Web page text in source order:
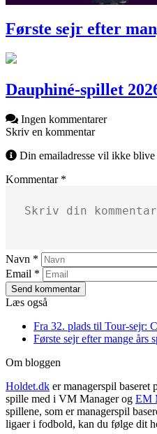
Første sejr efter
Dauphiné-spillet
Ingen kommentarer
Skriv en kommentar
Din emailadresse vil ikke
Kommentar *
Navn *
Email *
Send kommentar
Læs også
Fra 32. plads til Tour-sejr:
Første sejr efter mange
Om bloggen
Holdet.dk er managerspil
spille med i VM Manager og EM
spillene, som er managerspil
ligaer i fodbold, kan du følge dit